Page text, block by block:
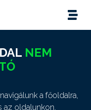
NEM
a főoldalra,
az oldalunkon.